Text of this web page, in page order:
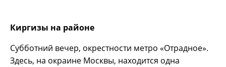
Киргизы на районе
Субботний вечер, окрестности метро «Отрадное».
Здесь, на окраине Москвы, находится одна